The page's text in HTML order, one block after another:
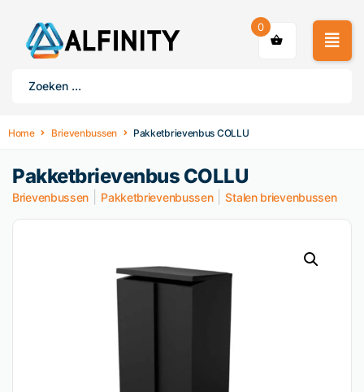
0
Home Brievenbussen Pakketbrievenbus COLLU
Pakketbrievenbus COLLU
Brievenbussen Pakketbrievenbussen| Stalen brievenbussen